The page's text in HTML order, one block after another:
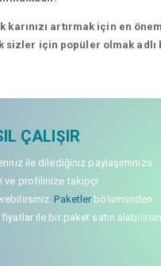
karınızı artırmak için en
sizler için popüler olmak
ÇALIŞIR
ile dilediğiniz paylaşımınıza
ve profilinize takipçi
Paketler bölümünden
fiyatlar ile bir paket satın